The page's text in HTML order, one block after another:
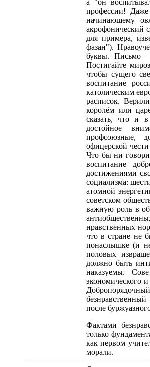
а "он
профессии! Даже
начинающему
акрофонический
для примера,
фазан").
буквы. Письмо –
Постигайте
чтобы сущего
воспитание
католическим
расписок.
королём или
сказать, что и в
достойное
профсоюзные,
офицерской
Что бы ни
воспитание
достижениями
социализма:
атомной
советском
важную роль в
нравственных
что в стране не
понаслышке (и
половых
должно быть
наказуемы.
экономического
после
Фактами
только
как первом
морали.